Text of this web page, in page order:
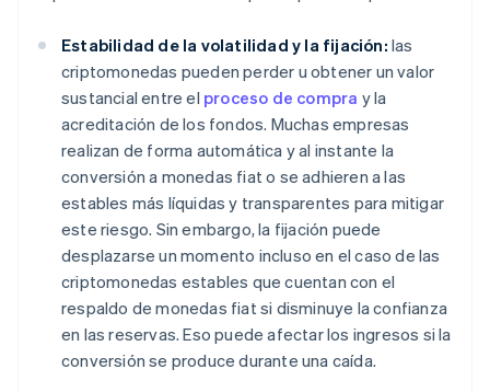
Estabilidad de la volatilidad y la fijación: las
criptomonedas pueden perder u obtener un valor
sustancial entre el proceso de compra y la
acreditación de los fondos. Muchas empresas
realizan de forma automática y al instante la
conversión a monedas fiat o se adhieren a las
estables más líquidas y transparentes para mitigar
este riesgo. Sin embargo, la fijación puede
desplazarse un momento incluso en el caso de las
criptomonedas estables que cuentan con el
respaldo de monedas fiat si disminuye la confianza
en las reservas. Eso puede afectar los ingresos si la
conversión se produce durante una caída.